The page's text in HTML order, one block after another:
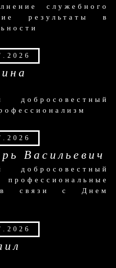
служебного
результаты в
добросовестный
Васильевич
добросовестный
связи с Днем